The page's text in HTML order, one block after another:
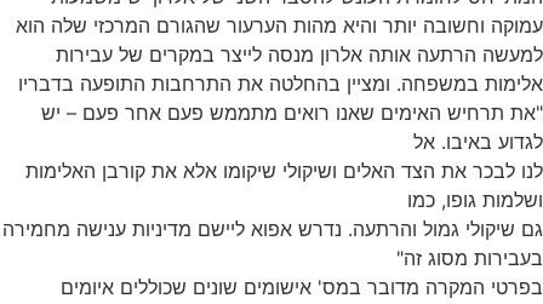
עמוקה וחשובה יותר והיא מהות הערעור שהגורם המרכזי שלה הוא
למעשה הרתעה אותה אלרון מנסה לייצר במקרים של עבירות
אלימות במשפחה. ומציין בהחלטה את התרחבות התופעה בדבריו
"את תרחיש האימים שאנו רואים מתממש פעם אחר פעם – יש
לגדוע באיבו. אל
לנו לבכר את הצד האלים ושיקולי שיקומו אלא את קורבן האלימות
ושלמות גופו, כמו
גם שיקולי גמול והרתעה. נדרש אפוא ליישם מדיניות ענישה מחמירה
בעבירות מסוג זה"
בפרטי המקרה מדובר במס' אישומים שונים שכוללים איומים